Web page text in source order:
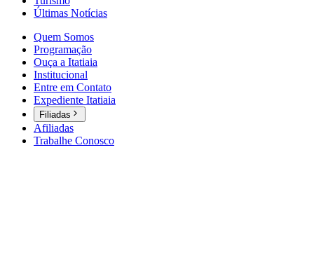
Últimas Notícias
Quem Somos
Programação
Ouça a Itatiaia
Institucional
Entre em Contato
Expediente Itatiaia
Filiadas
Afiliadas
Trabalhe Conosco